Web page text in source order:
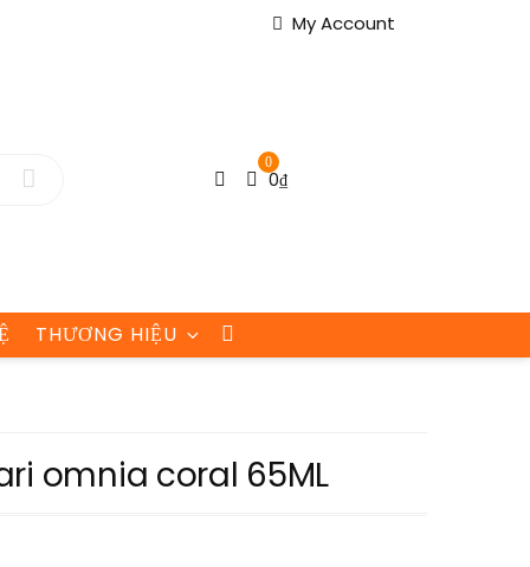
My Account
0
0₫
THƯƠNG HIỆU
omnia coral 65ML